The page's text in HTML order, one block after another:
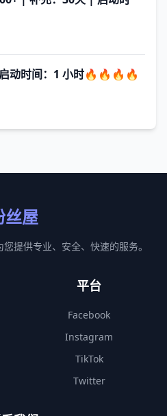
动时间：1 小时🔥🔥🔥🔥
丝屋
提供专业、安全、快速的服务。
平台
Facebook
Instagram
TikTok
Twitter